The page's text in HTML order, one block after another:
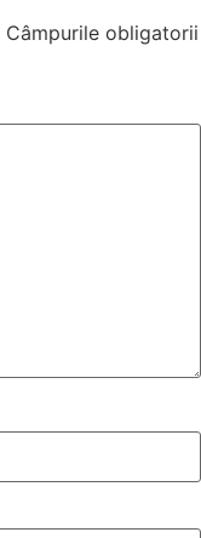
Câmpurile obligatorii